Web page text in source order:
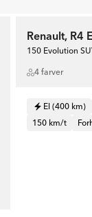
Renault, R4
150 Evolution
4 farver
El (400 km)
150 km/t